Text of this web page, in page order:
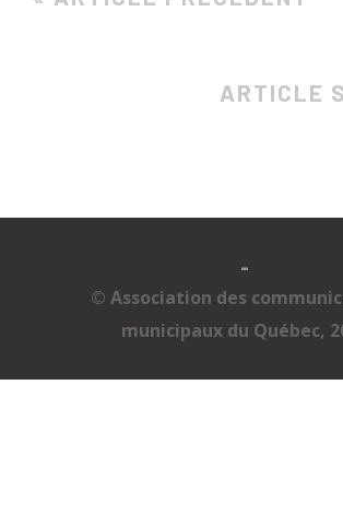
ARTICLE
-
© Association des
municipaux du Québec,